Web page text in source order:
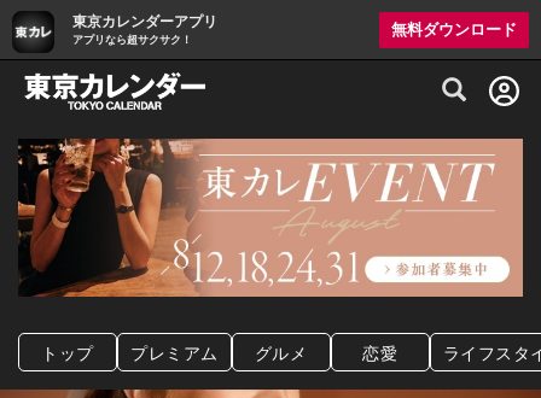
東京カレンダーアプリ
アプリなら超サクサク！
無料ダウンロード
グルメ情報・プレミアムレストラン予約
トップ プレミアム グルメ 恋愛 ライフスタ